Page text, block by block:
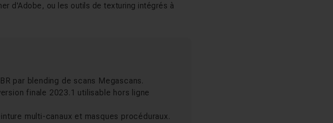
d'Adobe, ou les outils de texturing intégrés à
par blending de scans Megascans.
finale 2023.1 utilisable hors ligne
multi-canaux et masques procéduraux.